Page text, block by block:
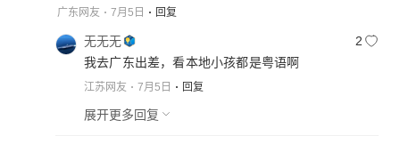
去以后，再想听这些方言只有去马来西亚找华人教了
地人的，感叹他们小孩的粤语比舒淇还差；如果夫妻
双方有一个不会讲粤语的，在家就完全用普通话交流
广东网友 7月5日 回复
无无无
2
我去广东出差，看本地小孩都是粤语啊
江苏网友 7月5日 回复
展开更多回复